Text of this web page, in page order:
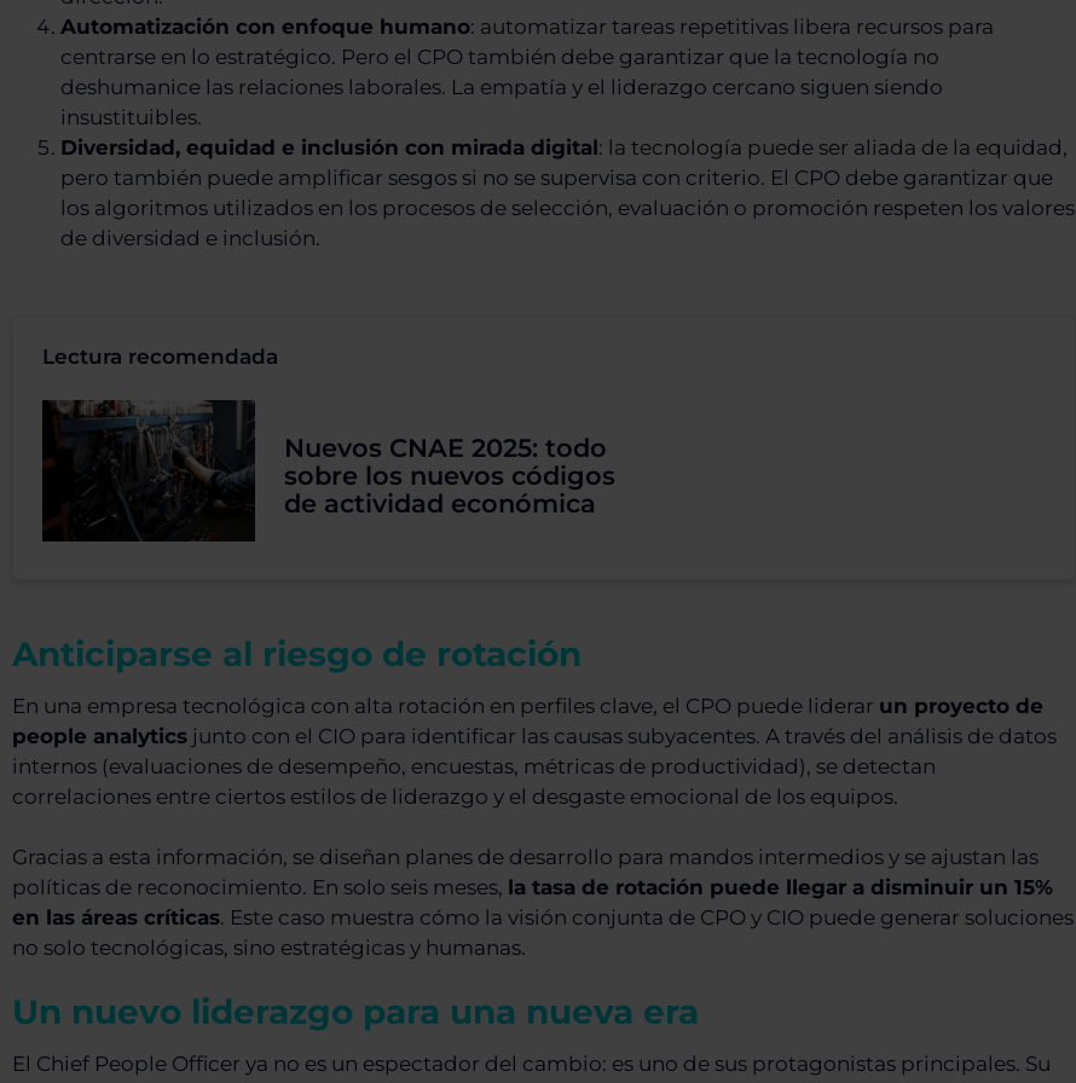
Automatización con enfoque humano: automatizar tareas repetitivas libera recursos para
centrarse en lo estratégico. Pero el CPO también debe garantizar que la tecnología no
deshumanice las relaciones laborales. La empatía y el liderazgo cercano siguen siendo
insustituibles.
Diversidad, equidad e inclusión con mirada digital: la tecnología puede ser aliada de la equidad,
pero también puede amplificar sesgos si no se supervisa con criterio. El CPO debe garantizar que
los algoritmos utilizados en los procesos de selección, evaluación o promoción respeten los valores
de diversidad e inclusión.
Lectura recomendada
Nuevos CNAE 2025: todo
sobre los nuevos códigos
de actividad económica
Anticiparse al riesgo de rotación
En una empresa tecnológica con alta rotación en perfiles clave, el CPO puede liderar un proyecto de
people analytics junto con el CIO para identificar las causas subyacentes. A través del análisis de datos
internos (evaluaciones de desempeño, encuestas, métricas de productividad), se detectan
correlaciones entre ciertos estilos de liderazgo y el desgaste emocional de los equipos.
Gracias a esta información, se diseñan planes de desarrollo para mandos intermedios y se ajustan las
políticas de reconocimiento. En solo seis meses, la tasa de rotación puede llegar a disminuir un 15%
en las áreas críticas. Este caso muestra cómo la visión conjunta de CPO y CIO puede generar soluciones
no solo tecnológicas, sino estratégicas y humanas.
Un nuevo liderazgo para una nueva era
El Chief People Officer ya no es un espectador del cambio: es uno de sus protagonistas principales. Su